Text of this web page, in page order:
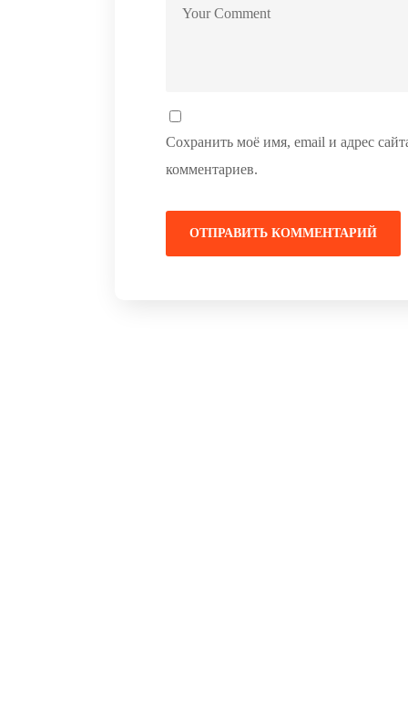
Сохранить моё имя, email и адрес
комментариев.